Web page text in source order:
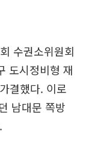
수권소위원회
도시정비형 재
결했다. 이로
남대문 쪽방